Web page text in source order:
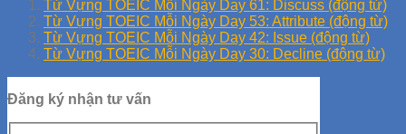
Từ Vựng TOEIC Mỗi Ngày Day 61: Discuss (động từ)
Từ Vựng TOEIC Mỗi Ngày Day 53: Attribute (động từ)
Từ Vựng TOEIC Mỗi Ngày Day 42: Issue (động từ)
Từ Vựng TOEIC Mỗi Ngày Day 30: Decline (động từ)
Đăng ký nhận tư vấn